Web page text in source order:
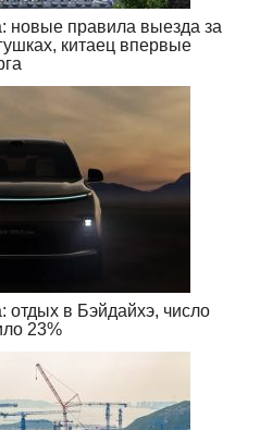
новые правила выезда за
китаец впервые
отдых в Бэйдайхэ, число
23%